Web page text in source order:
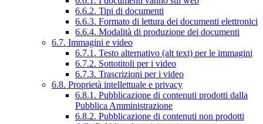
6.6.2. Tipi di documenti
6.6.3. Formato di lettura dei documenti elettronici
6.6.4. Modalità di produzione dei documenti
6.7. Immagini e video
6.7.1. Testo alternativo (alt text) per le immagini
6.7.2. Sottotitoli per i video
6.7.3. Trascrizioni per i video
6.8. Proprietà intellettuale e privacy
6.8.1. Pubblicazione di contenuti prodotti dalla
Pubblica Amministrazione
6.8.2. Pubblicazione di contenuti non prodotti